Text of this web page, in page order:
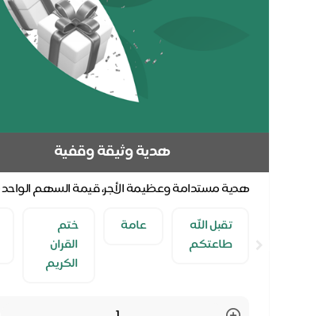
هدية وثيقة وقفية
مناس...
تقبل الله
طاعتكم
عامة
ختم
القران
الكريم